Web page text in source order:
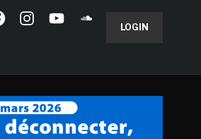
LOGIN